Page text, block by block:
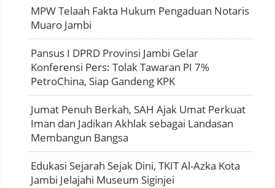
MPW Telaah Fakta Hukum Pengaduan Notaris
Muaro Jambi
Pansus I DPRD Provinsi Jambi Gelar
Konferensi Pers: Tolak Tawaran PI 7%
PetroChina, Siap Gandeng KPK
Jumat Penuh Berkah, SAH Ajak Umat Perkuat
Iman dan Jadikan Akhlak sebagai Landasan
Membangun Bangsa
Edukasi Sejarah Sejak Dini, TKIT Al-Azka Kota
Jambi Jelajahi Museum Siginjei